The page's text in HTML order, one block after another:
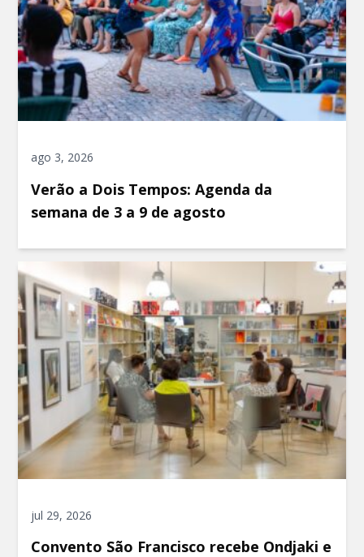
ago 3, 2026
Verão a Dois Tempos: Agenda da
semana de 3 a 9 de agosto
jul 29, 2026
Convento São Francisco recebe Ondjaki e